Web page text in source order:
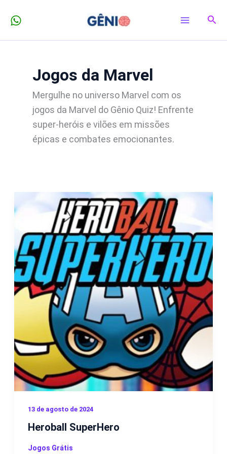
para
Jogos da Marvel
Mergulhe no universo Marvel com os
jogos da Marvel do Gênio Quiz! Enfrente
super-heróis e vilões em missões
épicas e combates emocionantes.
13 de agosto de 2024
Heroball SuperHero
Jogos Grátis